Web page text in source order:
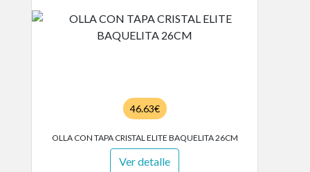
46.63€
OLLA CON TAPA CRISTAL ELITE BAQUELITA 26CM
Ver detalle